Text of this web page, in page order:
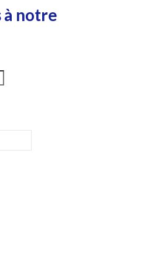
à notre